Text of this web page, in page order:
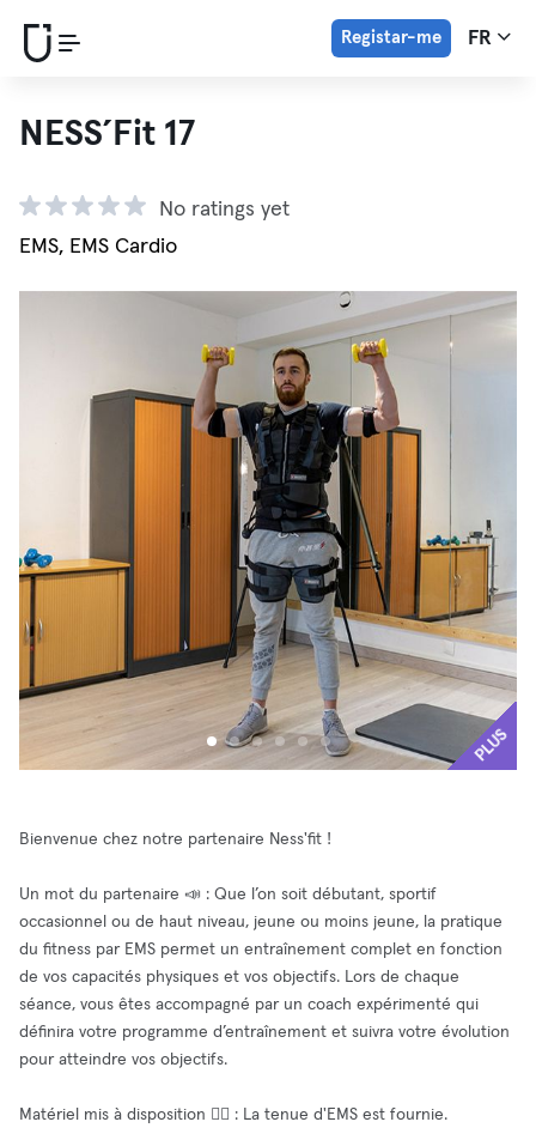
Registar-me FR
NESS´Fit 17
No ratings yet
EMS, EMS Cardio
PLUS
Bienvenue chez notre partenaire Ness'fit !
Un mot du partenaire 📣 : Que l’on soit débutant, sportif
occasionnel ou de haut niveau, jeune ou moins jeune, la pratique
du fitness par EMS permet un entraînement complet en fonction
de vos capacités physiques et vos objectifs. Lors de chaque
séance, vous êtes accompagné par un coach expérimenté qui
définira votre programme d’entraînement et suivra votre évolution
pour atteindre vos objectifs.
Matériel mis à disposition 🧘‍♂️ : La tenue d'EMS est fournie.